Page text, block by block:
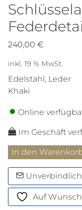
240,00 €
inkl. 19 % MwSt.
Edelstahl, Leder
Khaki
Online
Im Geschäft
mit
Federdetail
Menge
In den
Auf